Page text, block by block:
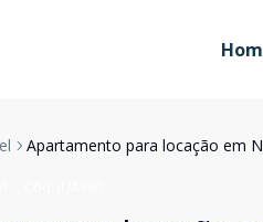
Apartamento para locação em